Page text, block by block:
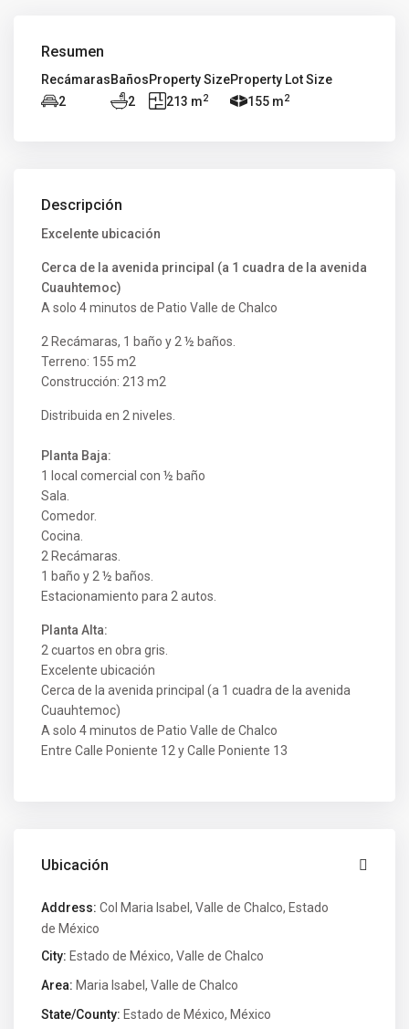
Resumen
Recámaras
2
Baños
2
Property Size
213 m2
Property Lot Size
155 m2
Descripción
Excelente ubicación
Cerca de la avenida principal (a 1 cuadra de la avenida
Cuauhtemoc)
A solo 4 minutos de Patio Valle de Chalco
2 Recámaras, 1 baño y 2 ½ baños.
Terreno: 155 m2
Construcción: 213 m2
Distribuida en 2 niveles.
Planta Baja:
1 local comercial con ½ baño
Sala.
Comedor.
Cocina.
2 Recámaras.
1 baño y 2 ½ baños.
Estacionamiento para 2 autos.
Planta Alta:
2 cuartos en obra gris.
Excelente ubicación
Cerca de la avenida principal (a 1 cuadra de la avenida
Cuauhtemoc)
A solo 4 minutos de Patio Valle de Chalco
Entre Calle Poniente 12 y Calle Poniente 13
Ubicación
Address: Col Maria Isabel, Valle de Chalco, Estado
de México
City: Estado de México,Valle de Chalco
Area: Maria Isabel,Valle de Chalco
State/County: Estado de México, México